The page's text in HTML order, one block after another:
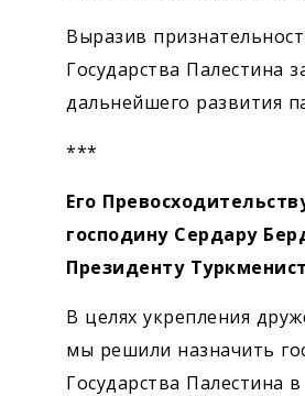
Выразив
Государства Палестина
дальнейшего развития
***
Его
господину Сердару
Президенту
В целях укрепления
мы решили назначить
Государства Палестина